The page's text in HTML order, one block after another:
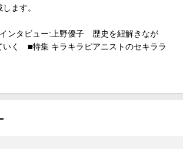
ます。
ンタビュー:上野優子 歴史を紐解きなが
いく ■特集 キラキラピアニストのセキララ